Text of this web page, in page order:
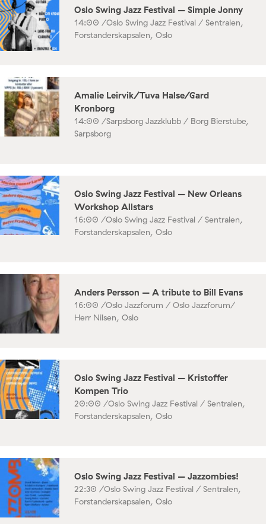
Oslo Swing Jazz Festival – Simple Jonny
14:00 /Oslo Swing Jazz Festival / Sentralen,
Forstanderskapsalen, Oslo
Amalie Leirvik/Tuva Halse/Gard
Kronborg
14:00 /Sarpsborg Jazzklubb / Borg Bierstube,
Sarpsborg
Oslo Swing Jazz Festival – New Orleans
Workshop Allstars
16:00 /Oslo Swing Jazz Festival / Sentralen,
Forstanderskapsalen, Oslo
Anders Persson – A tribute to Bill Evans
16:00 /Oslo Jazzforum / Oslo Jazzforum/
Herr Nilsen, Oslo
Oslo Swing Jazz Festival – Kristoffer
Kompen Trio
20:00 /Oslo Swing Jazz Festival / Sentralen,
Forstanderskapsalen, Oslo
Oslo Swing Jazz Festival – Jazzombies!
22:30 /Oslo Swing Jazz Festival / Sentralen,
Forstanderskapsalen, Oslo